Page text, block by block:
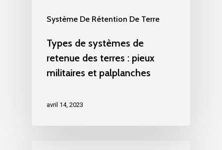
Système De Rétention De Terre
Types de systèmes de
retenue des terres : pieux
militaires et palplanches
avril 14, 2023